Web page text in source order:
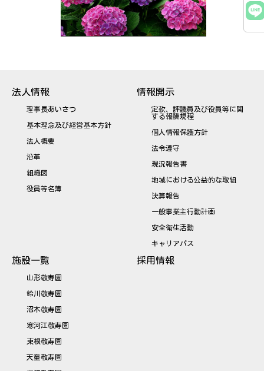
法人情報
理事長あいさつ
基本理念及び経営基本方針
法人概要
沿革
組織図
役員等名簿
情報開示
定款、評議員及び役員等に関
する報酬規程
個人情報保護方針
法令遵守
現況報告書
地域における公益的な取組
決算報告
一般事業主行動計画
安全衛生活動
キャリアパス
施設一覧
山形敬寿園
鈴川敬寿園
沼木敬寿園
寒河江敬寿園
東根敬寿園
天童敬寿園
採用情報